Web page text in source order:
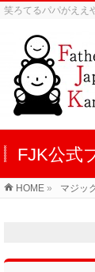
笑ろてるパパがええ
FJK公式
HOME » マジッ